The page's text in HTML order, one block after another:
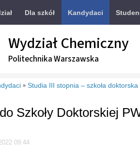
Dla szkół Kandydaci
Wydział Chemiczny
Politechnika Warszawska
» Studia III stopnia – szkoła doktorska
Szkoły Doktorskiej
09:44